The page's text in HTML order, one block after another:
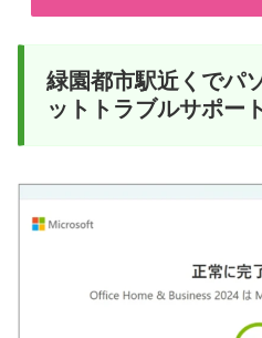
緑園都市駅近くでパ
ットトラブルサポー